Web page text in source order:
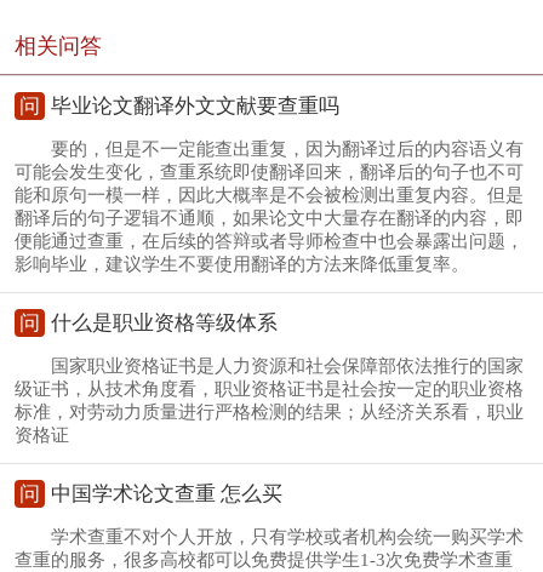
相关问答
问 毕业论文翻译外文文献要查重吗
要的，但是不一定能查出重复，因为翻译过后的内容语义有
可能会发生变化，查重系统即使翻译回来，翻译后的句子也不可
能和原句一模一样，因此大概率是不会被检测出重复内容。但是
翻译后的句子逻辑不通顺，如果论文中大量存在翻译的内容，即
便能通过查重，在后续的答辩或者导师检查中也会暴露出问题，
影响毕业，建议学生不要使用翻译的方法来降低重复率。
问 什么是职业资格等级体系
国家职业资格证书是人力资源和社会保障部依法推行的国家
级证书，从技术角度看，职业资格证书是社会按一定的职业资格
标准，对劳动力质量进行严格检测的结果；从经济关系看，职业
资格证
问 中国学术论文查重 怎么买
学术查重不对个人开放，只有学校或者机构会统一购买学术
查重的服务，很多高校都可以免费提供学生1-3次免费学术查重